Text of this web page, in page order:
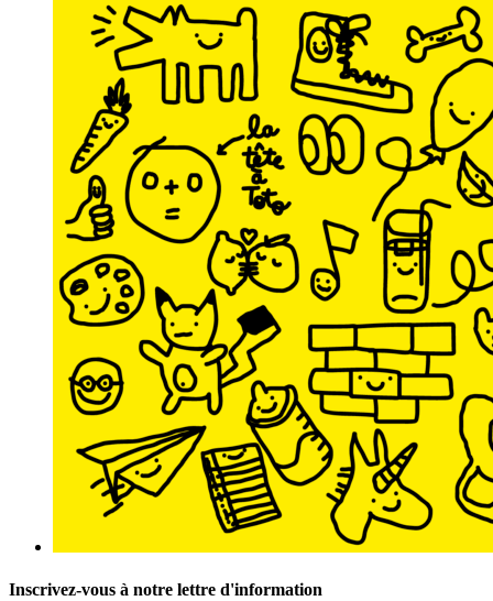
Inscrivez-vous à notre lettre d'information